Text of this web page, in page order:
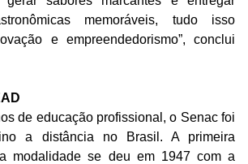
memoráveis, tudo isso
e empreendedorismo”, conclui
de educação profissional, o Senac foi
a distância no Brasil. A primeira
modalidade se deu em 1947 com a